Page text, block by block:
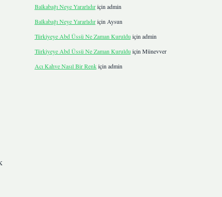
Balkabağı Neye Yararlıdıriçin admin
Balkabağı Neye Yararlıdıriçin Aysun
Türkiyeye Abd Üssü Ne Zaman Kuruldu için admin
Türkiyeye Abd Üssü Ne Zaman Kuruldu için Münevver
Acı Kahve Nasıl Bir Renkiçin admin